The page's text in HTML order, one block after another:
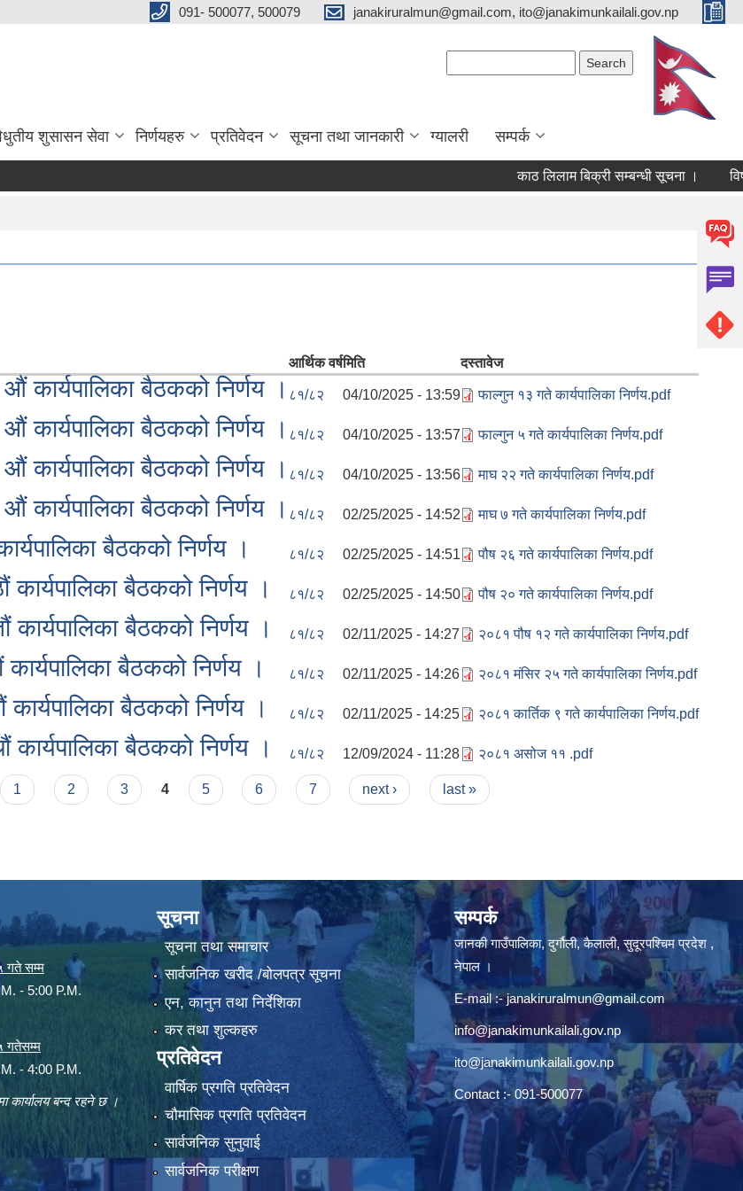
091- 500077, 500079 janakiruralmun@gmail.com, ito@janakimunkailali.gov.np
शुसासन सेवा निर्णयहरु प्रतिवेदन सूचना तथा जानकारी ग्यालरी सम्पर्क
काठ लिलाम बिक्री सम्बन्धी सूचना ।
आर्थिक वर्षमिति दस्तावेज
बैठकको निर्णय । ८१/८२ 04/10/2025 - 13:59 फाल्गुन १३ गते कार्यपालिका निर्णय.pdf
बैठकको निर्णय । ८१/८२ 04/10/2025 - 13:57 फाल्गुन ५ गते कार्यपालिका निर्णय.pdf
बैठकको निर्णय । ८१/८२ 04/10/2025 - 13:56 माघ २२ गते कार्यपालिका निर्णय.pdf
बैठकको निर्णय । ८१/८२ 02/25/2025 - 14:52 माघ ७ गते कार्यपालिका निर्णय.pdf
बैठकको निर्णय । ८१/८२ 02/25/2025 - 14:51 पौष २६ गते कार्यपालिका निर्णय.pdf
बैठकको निर्णय । ८१/८२ 02/25/2025 - 14:50 पौष २० गते कार्यपालिका निर्णय.pdf
बैठकको निर्णय । ८१/८२ 02/11/2025 - 14:27 २०८१ पौष १२ गते कार्यपालिका निर्णय.pdf
बैठकको निर्णय । ८१/८२ 02/11/2025 - 14:26 २०८१ मंसिर २५ गते कार्यपालिका निर्णय.pdf
बैठकको निर्णय । ८१/८२ 02/11/2025 - 14:25 २०८१ कार्तिक ९ गते कार्यपालिका निर्णय.pdf
बैठकको निर्णय । ८१/८२ 12/09/2024 - 11:28 २०८१ असोज ११ .pdf
1 2 3 4 5 6 7 next › last »
गते सम्म
- 5:00 P.M.
गतेसम्म
- 4:00 P.M.
कार्यालय बन्द रहने छ ।
सूचना
सूचना तथा समाचार
सार्वजनिक खरीद /बोलपत्र सूचना
एन, कानुन तथा निर्देशिका
कर तथा शुल्कहरु
प्रतिवेदन
वार्षिक प्रगति प्रतिवेदन
चौमासिक प्रगति प्रतिवेदन
सार्वजनिक सुनुवाई
सार्वजनिक परीक्षण
सम्पर्क
जानकी गाउँपालिका, दुर्गौली, कैलाली, सुदूरपश्चिम प्रदेश ,
नेपाल ।
E-mail :-janakiruralmun@gmail.com
info@janakimunkailali.gov.np
ito@janakimunkailali.gov.np
Contact :- 091-500077